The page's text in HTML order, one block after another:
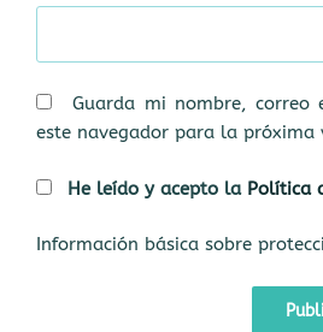
Guarda mi nombre, correo
este navegador para la próxima
He leído y acepto la Política
Información básica sobre